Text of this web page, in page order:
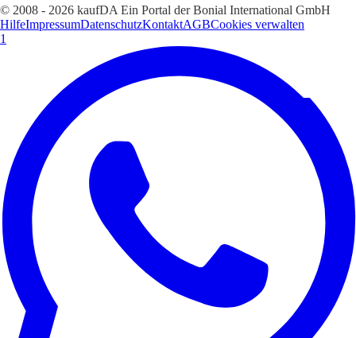
© 2008 - 2026 kaufDA Ein Portal der Bonial International GmbH
HilfeImpressumDatenschutzKontaktAGBCookies verwalten
1